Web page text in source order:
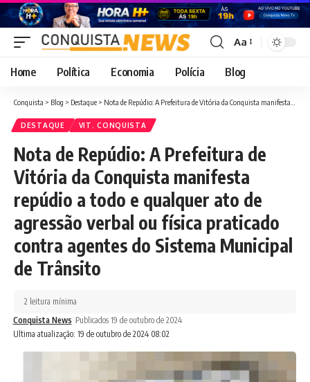
Font
Resizer
Aa
Home Política Economia Polícia Blog
Conquista > Blog > Destaque > Nota de Repúdio: A Prefeitura de Vitória da Conquista manifesta repúdio a todo e qualquer ato de agressão verbal ou física praticado contra agentes do Sistema Municipal de Trânsito
DESTAQUE VIT. CONQUISTA
Nota de Repúdio: A Prefeitura de
Vitória da Conquista manifesta
repúdio a todo e qualquer ato de
agressão verbal ou física praticado
contra agentes do Sistema Municipal
de Trânsito
Ultima atualização: 19 de outubro de 2024 08:02
Conquista News Publicados 19 de outubro de 2024
2 leitura mínima